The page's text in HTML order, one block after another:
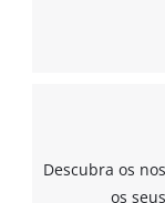
Descubra os
os